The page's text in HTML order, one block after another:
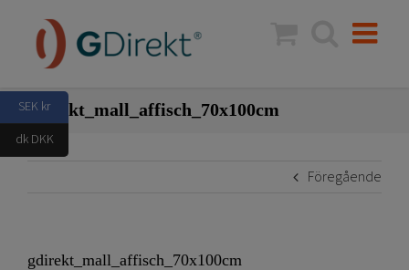
innehållet
gdirekt_mall_affisch_70x100cm
Föregående
gdirekt_mall_affisch_70x100cm
SEK kr
dk DKK